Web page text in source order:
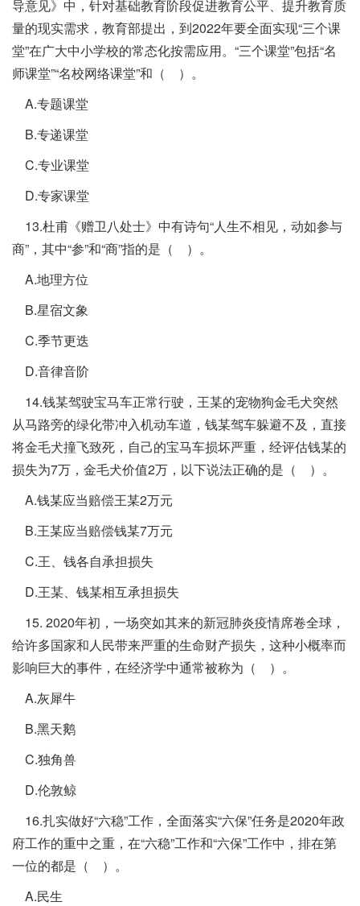
导意见》中，针对基础教育阶段促进教育公平、提升教育质
量的现实需求，教育部提出，到2022年要全面实现“三个课
堂”在广大中小学校的常态化按需应用。“三个课堂”包括“名
师课堂”“名校网络课堂”和（ ）。
A.专题课堂
B.专递课堂
C.专业课堂
D.专家课堂
13.杜甫《赠卫八处士》中有诗句“人生不相见，动如参与
商”，其中“参”和“商”指的是（ ）。
A.地理方位
B.星宿文象
C.季节更迭
D.音律音阶
14.钱某驾驶宝马车正常行驶，王某的宠物狗金毛犬突然
从马路旁的绿化带冲入机动车道，钱某驾车躲避不及，直接
将金毛犬撞飞致死，自己的宝马车损坏严重，经评估钱某的
损失为7万，金毛犬价值2万，以下说法正确的是（ ）。
A.钱某应当赔偿王某2万元
B.王某应当赔偿钱某7万元
C.王、钱各自承担损失
D.王某、钱某相互承担损失
15. 2020年初，一场突如其来的新冠肺炎疫情席卷全球，
给许多国家和人民带来严重的生命财产损失，这种小概率而
影响巨大的事件，在经济学中通常被称为（ ）。
A.灰犀牛
B.黑天鹅
C.独角兽
D.伦敦鲸
16.扎实做好“六稳”工作，全面落实“六保”任务是2020年政
府工作的重中之重，在“六稳”工作和“六保”工作中，排在第
一位的都是（ ）。
A.民生